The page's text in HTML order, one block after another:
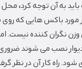
باید به آن توجه کرد،
باکس هایی که روی
وزن نگران کننده
نصب می شوند
راه کار آن در نظر